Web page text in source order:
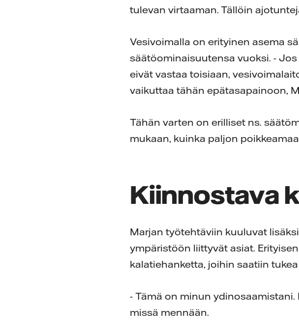
tulevan virtaaman. Tällöin
Vesivoimalla on erityinen asema
säätöominaisuutensa vuoksi. -
eivät vastaa toisiaan,
vaikuttaa tähän epätasapainoon,
Tähän varten on erilliset ns.
mukaan, kuinka paljon
Kiinnostava
Marjan työtehtäviin kuuluvat
ympäristöön liittyvät asiat.
kalatiehanketta, joihin saatiin tukea
- Tämä on minun
missä mennään.